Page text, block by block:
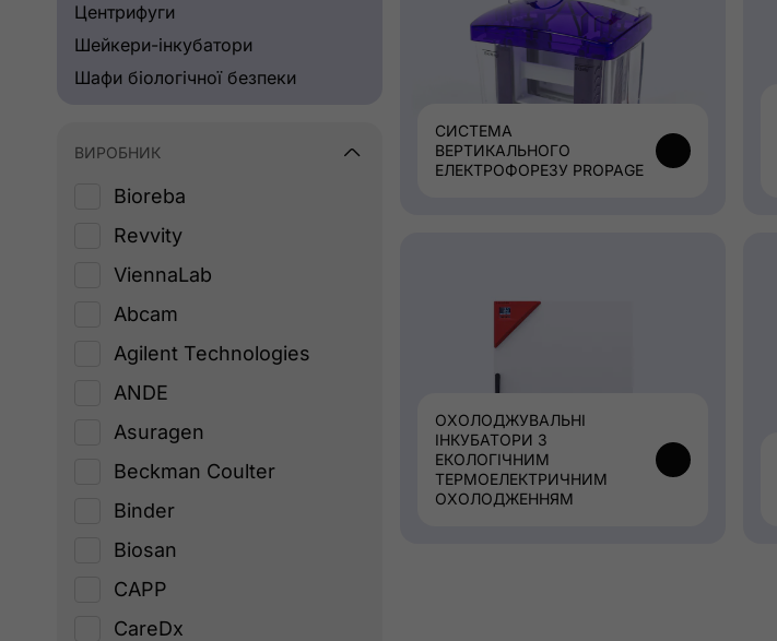
Центрифуги
Шейкери-інкубатори
Шафи біологічної безпеки
ВИРОБНИК
Bioreba
Revvity
ViennaLab
Abcam
Agilent Technologies
ANDE
Asuragen
Beckman Coulter
Binder
Biosan
CAPP
CareDx
СИСТЕМА
ВЕРТИКАЛЬНОГО
ЕЛЕКТРОФОРЕЗУ PROPAGE
ОХОЛОДЖУВАЛЬНІ
ІНКУБАТОРИ З
ЕКОЛОГІЧНИМ
ТЕРМОЕЛЕКТРИЧНИМ
ОХОЛОДЖЕННЯМ